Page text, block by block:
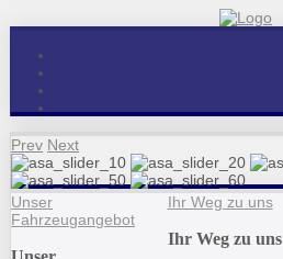
Prev Next
Unser
Fahrzeugangebot
Ihr Weg zu uns
Ihr Weg zu uns